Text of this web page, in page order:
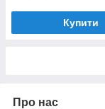
Купити
Про нас